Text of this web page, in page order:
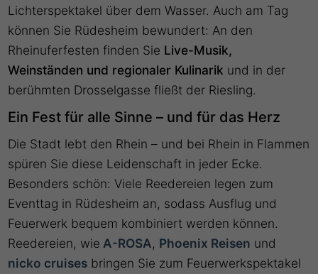
Lichterspektakel über dem Wasser. Auch am Tag
können Sie Rüdesheim bewundert: An den
Rheinuferfesten finden Sie Live-Musik,
Weinständen und regionaler Kulinarik und in der
berühmten Drosselgasse fließt der Riesling.
Ein Fest für alle Sinne – und für das Herz
Die Stadt lebt den Rhein – und bei Rhein in Flammen
spüren Sie diese Leidenschaft in jeder Ecke.
Besonders schön: Viele Reedereien legen zum
Eventtag in Rüdesheim an, sodass Ausflug und
Feuerwerk bequem kombiniert werden können.
Reedereien, wie A-ROSA, Phoenix Reisen und
nicko cruises bringen Sie zum Feuerwerkspektakel